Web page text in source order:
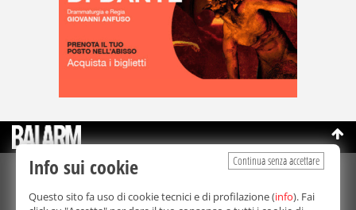
©Copyright 2003-2026
Bmedia Srl- P.IVA 07064240828
La riproduzione totale o parziale di tutti i contenuti, in qualunque
Continua senza accettare
Info sui cookie
Questo sito fa uso di cookie tecnici e di profilazione (info). Fai